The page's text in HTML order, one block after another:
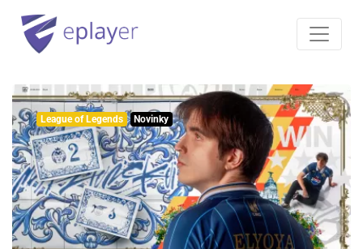
League of Legends Novinky